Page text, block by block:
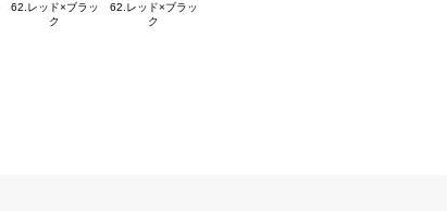
62.レッド×ブラッ
ク
62.レッド×ブラッ
ク